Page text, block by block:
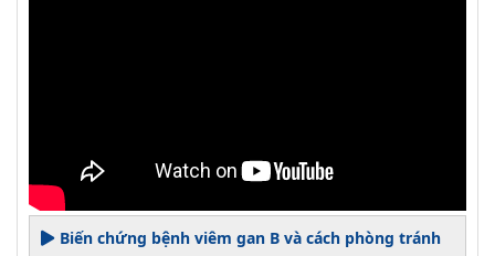
Biến chứng bệnh viêm gan B và cách phòng tránh